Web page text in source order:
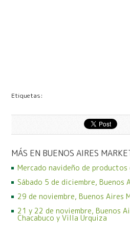
Etiquetas:
MÁS EN BUENOS AIRES
Mercado navideño de productos
Sábado 5 de diciembre,
29 de noviembre, Buenos Aires
21 y 22 de noviembre, Buenos
Chacabuco y Villa Urquiza